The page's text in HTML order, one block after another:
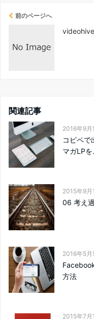
前のページへ
関連記事
2016年9月
コピペで
マガLPを
2015年9月
06 考え
2016年5月
方法
2015年7月